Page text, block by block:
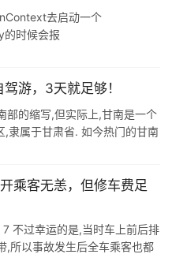
去启动一个
时候会报
游，3天就足够！
部的缩写,但实际上,甘南是一个
隶属于甘肃省. 如今热门的甘南
乘客无恙，但修车费足
不过幸运的是,当时车上前后排
,所以事故发生后全车乘客也都